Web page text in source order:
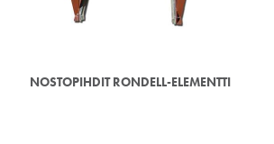
NOSTOPIHDIT RONDELL-ELEMENTTI